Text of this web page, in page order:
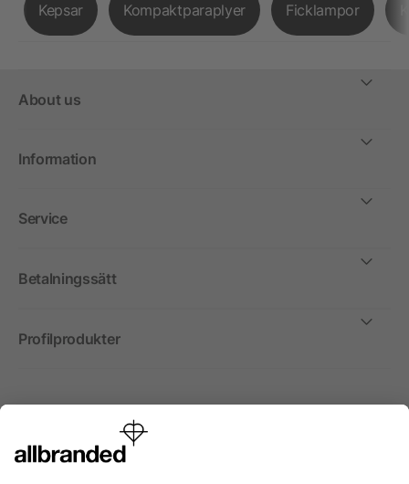
Kepsar Kompaktparaplyer Ficklampor
About us
Information
Service
Betalningssätt
Profilprodukter
Internationellt